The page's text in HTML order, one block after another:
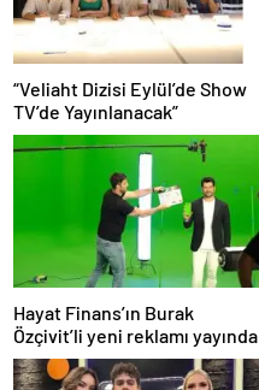
“Veliaht Dizisi Eylül’de Show
TV’de Yayınlanacak”
Hayat Finans’ın Burak
Özçivit’li yeni reklamı yayında